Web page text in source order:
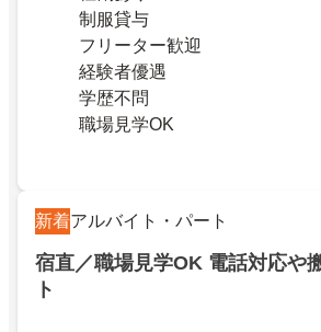
制服貸与
フリーター歓迎
経験者優遇
学歴不問
職場見学OK
新着アルバイト・パート
宿直／職場見学OK 電話対応や
ト